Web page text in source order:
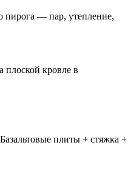
пирога — пар, утепление,
плиты + стяжка +